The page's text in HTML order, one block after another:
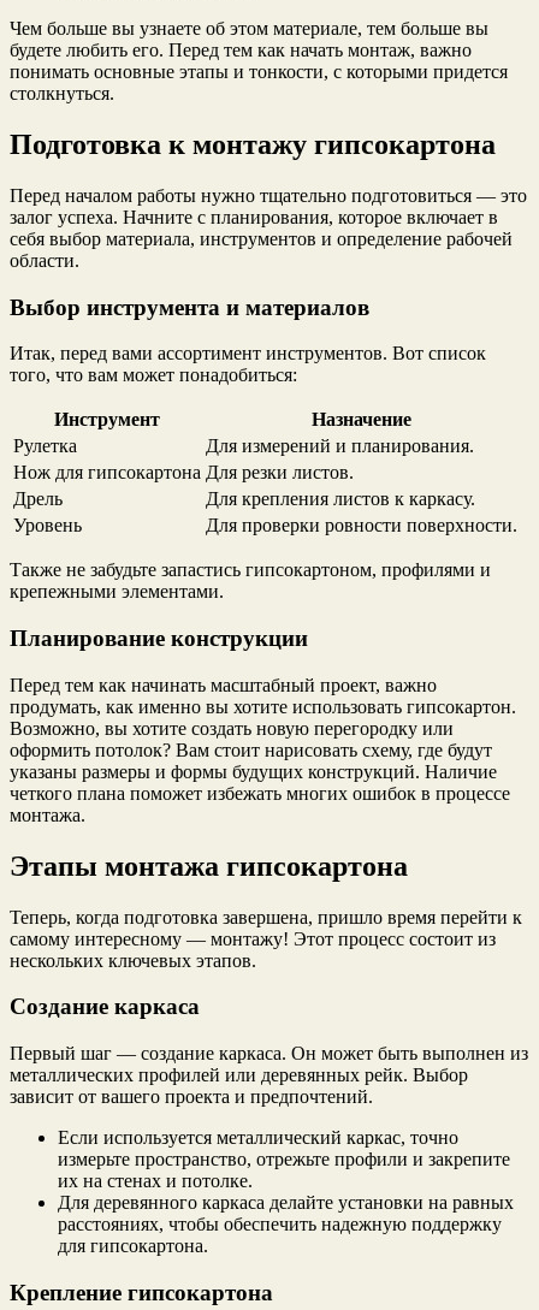
Чем больше вы узнаете об этом материале, тем больше вы
будете любить его. Перед тем как начать монтаж, важно
понимать основные этапы и тонкости, с которыми придется
столкнуться.
Подготовка к монтажу гипсокартона
Перед началом работы нужно тщательно подготовиться — это
залог успеха. Начните с планирования, которое включает в
себя выбор материала, инструментов и определение рабочей
области.
Выбор инструмента и материалов
Итак, перед вами ассортимент инструментов. Вот список
того, что вам может понадобиться:
Инструмент
Назначение
Рулетка
Для измерений и планирования.
Нож для гипсокартона Для резки листов.
Дрель
Для крепления листов к каркасу.
Уровень
Для проверки ровности поверхности.
Также не забудьте запастись гипсокартоном, профилями и
крепежными элементами.
Планирование конструкции
Перед тем как начинать масштабный проект, важно
продумать, как именно вы хотите использовать гипсокартон.
Возможно, вы хотите создать новую перегородку или
оформить потолок? Вам стоит нарисовать схему, где будут
указаны размеры и формы будущих конструкций. Наличие
четкого плана поможет избежать многих ошибок в процессе
монтажа.
Этапы монтажа гипсокартона
Теперь, когда подготовка завершена, пришло время перейти к
самому интересному — монтажу! Этот процесс состоит из
нескольких ключевых этапов.
Создание каркаса
Первый шаг — создание каркаса. Он может быть выполнен из
металлических профилей или деревянных рейк. Выбор
зависит от вашего проекта и предпочтений.
Если используется металлический каркас, точно
измерьте пространство, отрежьте профили и закрепите
их на стенах и потолке.
Для деревянного каркаса делайте установки на равных
расстояниях, чтобы обеспечить надежную поддержку
для гипсокартона.
Крепление гипсокартона